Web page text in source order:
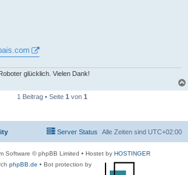
glücklich. Vielen Dank!
1 Beitrag • Seite 1 von 1
Alle Zeiten sind UTC+02:00
Server Status
Software © phpBB Limited • Hostet by HOSTINGER
phpBB.de • Bot protection by